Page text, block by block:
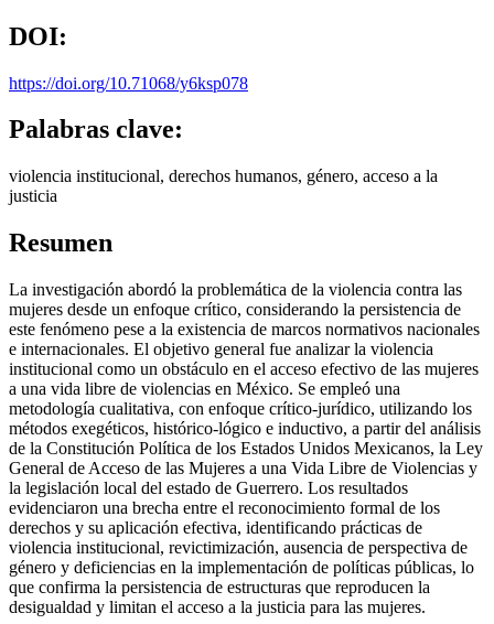
DOI:
https://doi.org/10.71068/y6ksp078
Palabras clave:
violencia institucional, derechos humanos, género, acceso a la
justicia
Resumen
La investigación abordó la problemática de la violencia contra las
mujeres desde un enfoque crítico, considerando la persistencia de
este fenómeno pese a la existencia de marcos normativos nacionales
e internacionales. El objetivo general fue analizar la violencia
institucional como un obstáculo en el acceso efectivo de las mujeres
a una vida libre de violencias en México. Se empleó una
metodología cualitativa, con enfoque crítico-jurídico, utilizando los
métodos exegéticos, histórico-lógico e inductivo, a partir del análisis
de la Constitución Política de los Estados Unidos Mexicanos, la Ley
General de Acceso de las Mujeres a una Vida Libre de Violencias y
la legislación local del estado de Guerrero. Los resultados
evidenciaron una brecha entre el reconocimiento formal de los
derechos y su aplicación efectiva, identificando prácticas de
violencia institucional, revictimización, ausencia de perspectiva de
género y deficiencias en la implementación de políticas públicas, lo
que confirma la persistencia de estructuras que reproducen la
desigualdad y limitan el acceso a la justicia para las mujeres.